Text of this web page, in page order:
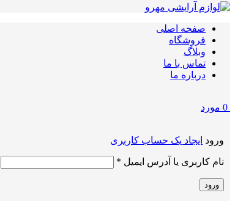
صفحه اصلی
فروشگاه
وبلاگ
تماس با ما
درباره ما
0 مورد
ورود ایجاد یک حساب کاربری
نام کاربری یا آدرس ایمیل *
ورود